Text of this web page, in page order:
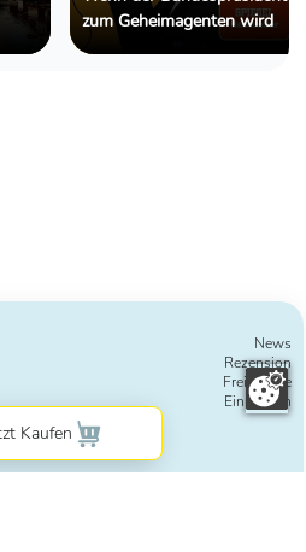
zum Geheimagenten wird
News
Rezension
Freie Texte
Einreichen